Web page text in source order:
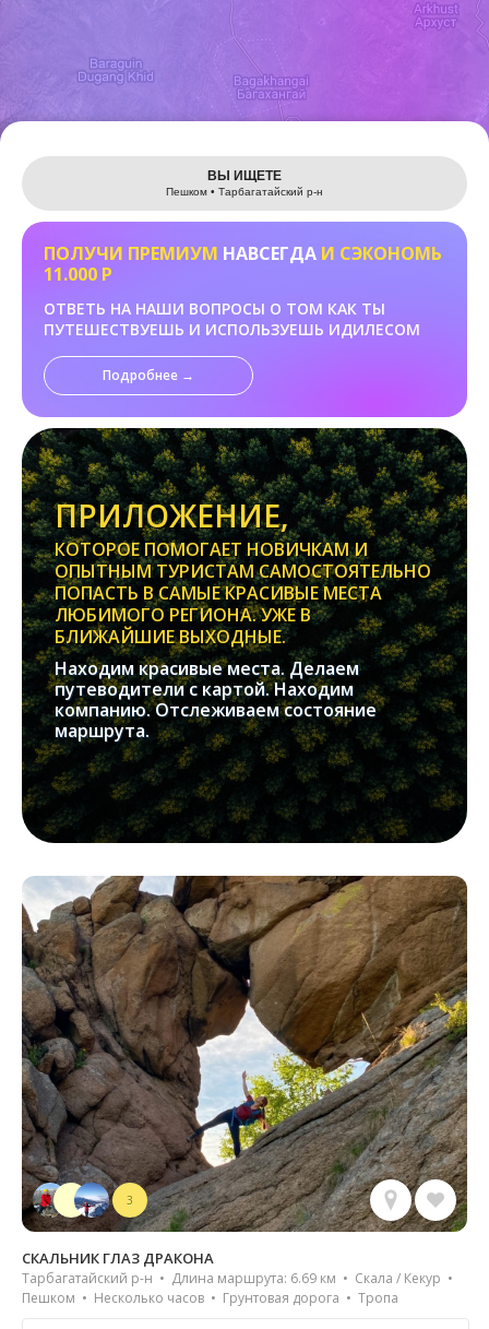
Leaflet
ВЫ ИЩЕТЕ
Пешком • Тарбагатайский р-н
ПОЛУЧИ ПРЕМИУМ НАВСЕГДА И СЭКОНОМЬ
11.000 Р
ОТВЕТЬ НА НАШИ ВОПРОСЫ О ТОМ КАК ТЫ
ПУТЕШЕСТВУЕШЬ И ИСПОЛЬЗУЕШЬ ИДИЛЕСОМ
Подробнее →
ПРИЛОЖЕНИЕ,
КОТОРОЕ ПОМОГАЕТ НОВИЧКАМ И
ОПЫТНЫМ ТУРИСТАМ САМОСТОЯТЕЛЬНО
ПОПАСТЬ В САМЫЕ КРАСИВЫЕ МЕСТА
ЛЮБИМОГО РЕГИОНА. УЖЕ В
БЛИЖАЙШИЕ ВЫХОДНЫЕ.
Находим красивые места. Делаем
путеводители с картой. Находим
компанию. Отслеживаем состояние
маршрута.
3
СКАЛЬНИК ГЛАЗ ДРАКОНА
Тарбагатайский р-н • Длина маршрута: 6.69 км • Скала / Кекур •
Пешком • Несколько часов • Грунтовая дорога • Тропа